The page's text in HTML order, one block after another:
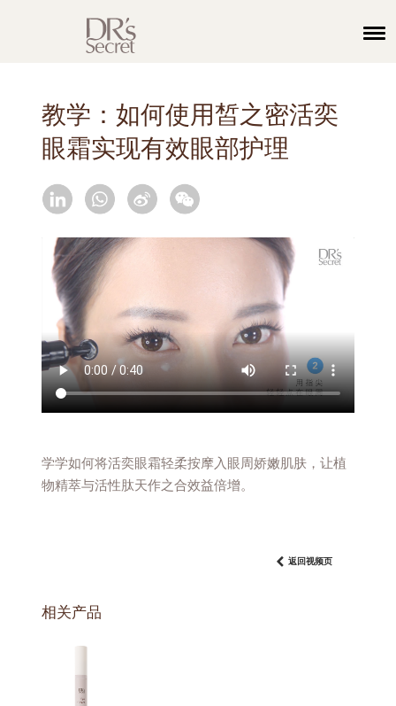
教学：如何使用皙之密活奕
眼霜实现有效眼部护理
学学如何将活奕眼霜轻柔按摩入眼周娇嫩肌肤，让植
物精萃与活性肽天作之合效益倍增。
返回视频页
相关产品